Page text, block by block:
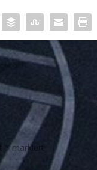
*markiert